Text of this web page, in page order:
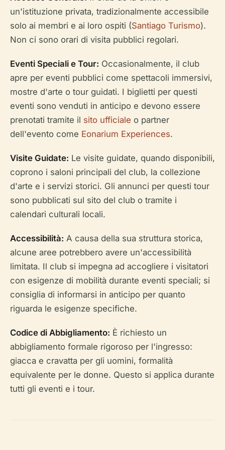
un'istituzione privata, tradizionalmente accessibile
solo ai membri e ai loro ospiti (Santiago Turismo).
Non ci sono orari di visita pubblici regolari.
Eventi Speciali e Tour: Occasionalmente, il club
apre per eventi pubblici come spettacoli immersivi,
mostre d'arte o tour guidati. I biglietti per questi
eventi sono venduti in anticipo e devono essere
prenotati tramite il sito ufficiale o partner
dell'evento come Eonarium Experiences.
Visite Guidate: Le visite guidate, quando disponibili,
coprono i saloni principali del club, la collezione
d'arte e i servizi storici. Gli annunci per questi tour
sono pubblicati sul sito del club o tramite i
calendari culturali locali.
Accessibilità: A causa della sua struttura storica,
alcune aree potrebbero avere un'accessibilità
limitata. Il club si impegna ad accogliere i visitatori
con esigenze di mobilità durante eventi speciali; si
consiglia di informarsi in anticipo per quanto
riguarda le esigenze specifiche.
Codice di Abbigliamento: È richiesto un
abbigliamento formale rigoroso per l'ingresso:
giacca e cravatta per gli uomini, formalità
equivalente per le donne. Questo si applica durante
tutti gli eventi e i tour.